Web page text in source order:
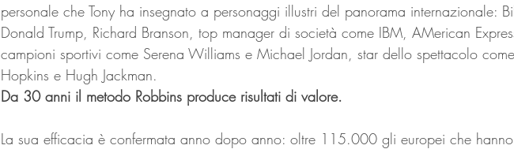
personale che Tony ha insegnato a personaggi illustri del panorama internazionale:
Donald Trump, Richard Branson, top manager di società come IBM, AMerican
campioni sportivi come Serena Williams e Michael Jordan, star dello spettacolo
Hopkins e Hugh Jackman.
Da 30 anni il metodo Robbins produce risultati di valore.
La sua efficacia è confermata anno dopo anno: oltre 115.000 gli europei che